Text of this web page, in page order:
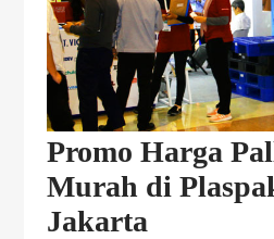
Promo Harga
Murah di
Jakarta